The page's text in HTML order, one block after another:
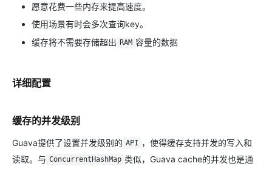
愿意花费一些内存来提高速度。
使用场景有时会多次查询key。
缓存将不需要存储超出 RAM 容量的数据
详细配置
缓存的并发级别
Guava提供了设置并发级别的 API ，使得缓存支持并发的写入和
读取。与 ConcurrentHashMap 类似，Guava cache的并发也是通